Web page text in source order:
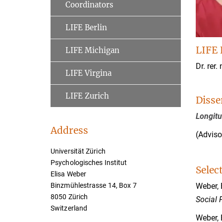
LIFE
Dr. rer.
Social
Coordinators
LIFE Berlin
LIFE Michigan
LIFE Virgina
LIFE Zurich
Address
Universität Zürich
Psychologisches Institut
Elisa Weber
Binzmühlestrasse 14, Box 7
8050 Zürich
Switzerland